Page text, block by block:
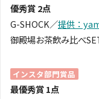
優秀賞 2点
G-SHOCK／提供：
御殿場お茶飲み比べ
インスタ部門賞品
最優秀賞 1点